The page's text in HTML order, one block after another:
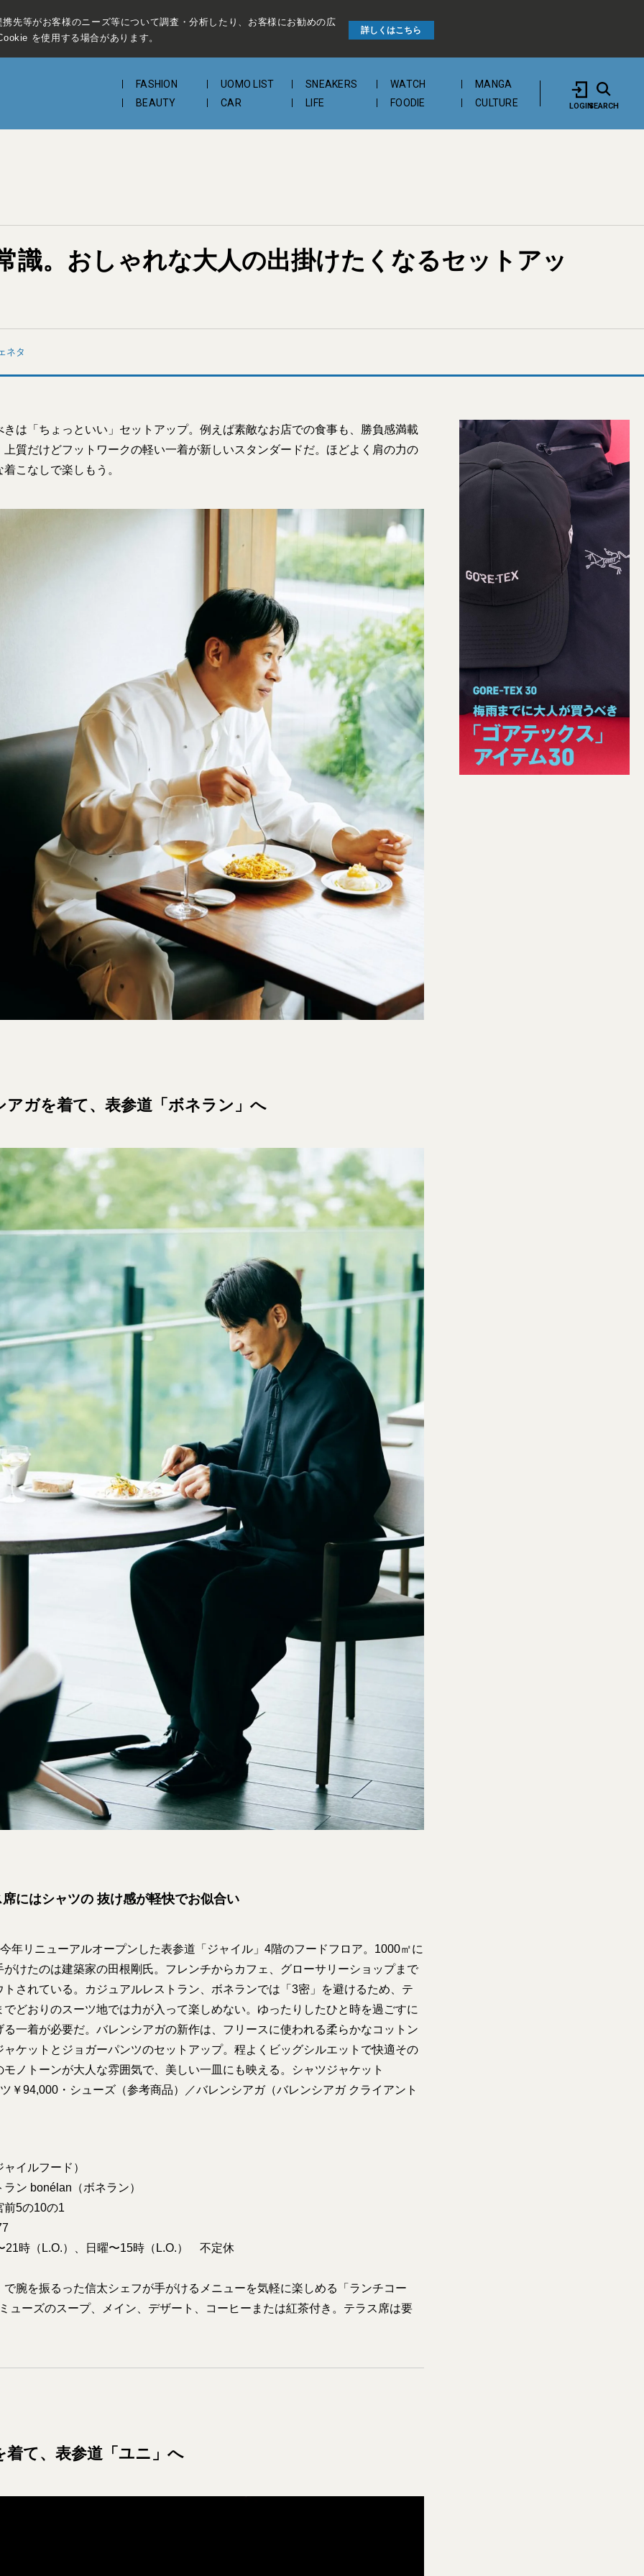
先等がお客様のニーズ等について調査・分析したり、お客様にお勧めの広
を使用する場合があります。
詳しくはこちら
FASHION UOMO LIST SNEAKERS WATCH
MANGA
BEAUTY
CAR LIFE FOODIE CULTURE LOGINSEARCH
識。おしゃれな大人の出掛けたくなるセットアッ
ネタ
きは「ちょっといい」セットアップ。例えば素敵なお店での食事も、勝負感満載
上質だけどフットワークの軽い一着が新しいスタンダードだ。ほどよく肩の力の
こなしで楽しもう。
アガを着て、表参道「ボネラン」へ
にはシャツの 抜け感が軽快でお似合い
今年リニューアルオープンした表参道「ジャイル」4階のフードフロア。1000㎡に
がけたのは建築家の田根剛氏。フレンチからカフェ、グローサリーショップまで
トされている。カジュアルレストラン、ボネランでは「3密」を避けるため、テ
でどおりのスーツ地では力が入って楽しめない。ゆったりしたひと時を過ごすに
る一着が必要だ。バレンシアガの新作は、フリースに使われる柔らかなコットン
ャケットとジョガーパンツのセットアップ。程よくビッグシルエットで快適その
ノトーンが大人な雰囲気で、美しい一皿にも映える。シャツジャケット
￥94,000・シューズ（参考商品）／バレンシアガ（バレンシアガ クライアント
イルフード）
ン bonélan（ボネラン）
前5の10の1
21時（L.O.）、日曜〜15時（L.O.） 不定休
で腕を振るった信太シェフが手がけるメニューを気軽に楽しめる「ランチコー
ューズのスープ、メイン、デザート、コーヒーまたは紅茶付き。テラス席は要
着て、表参道「ユニ」へ